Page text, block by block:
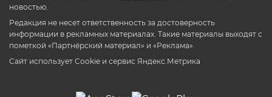
новостью.
Редакция не несет ответственность за достоверность
информации в рекламных материалах. Такие материалы выходят с
пометкой «Партнёрский материал» и «Реклама».
Сайт использует Cookie и сервиc Яндекс.Метрика